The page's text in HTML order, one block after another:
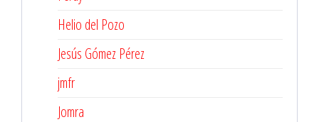
Helio del Pozo
Jesús Gómez Pérez
jmfr
Jomra